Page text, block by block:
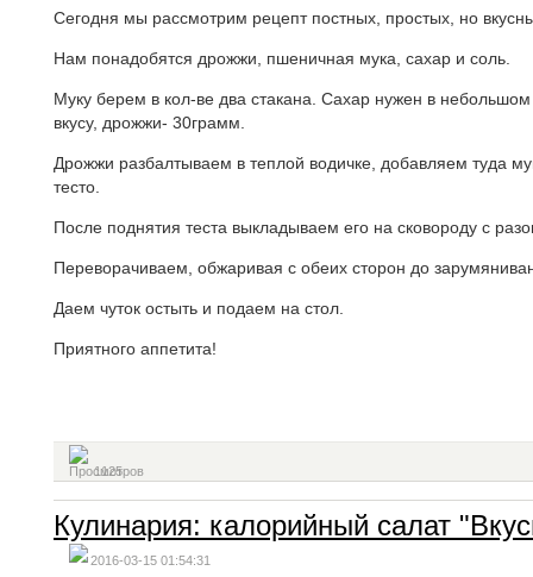
Сегодня мы рассмотрим рецепт постных, простых, но
Нам понадобятся дрожжи, пшеничная мука, сахар и соль.
Муку берем в кол-ве два стакана. Сахар нужен в
вкусу, дрожжи- 30грамм.
Дрожжи разбалтываем в теплой водичке, добавляем туда
тесто.
После поднятия теста выкладываем его на сковороду с
Переворачиваем, обжаривая с обеих сторон до
Даем чуток остыть и подаем на стол.
Приятного аппетита!
1125
Кулинария: калорийный салат
2016-03-15 01:54:31